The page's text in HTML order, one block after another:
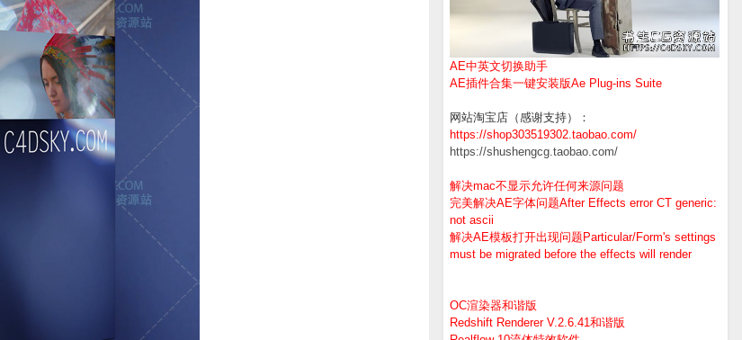
AE中英文切换助手
AE插件合集一键安装版Ae Plug-ins Suite
网站淘宝店（感谢支持）：
https://shop303519302.taobao.com/
https://shushengcg.taobao.com/
解决mac不显示允许任何来源问题
完美解决AE字体问题After Effects error CT generic:
not ascii
解决AE模板打开出现问题Particular/Form's settings
must be migrated before the effects will render
OC渲染器和谐版
Redshift Renderer V.2.6.41和谐版